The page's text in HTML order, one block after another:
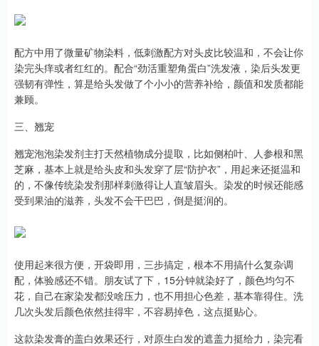
配方中用了微量矿物染料，低刺激配方对头皮比较温和，不会让你
染完头痒或者红红的。配合“劲活重塑角蛋白”洗发液，染后头发更
强韧有弹性，算是给头发做了个小小的营养补给，颜值和发质都能
兼顾。
三、翘宠
翘宠泡泡染发剂主打天然植物成分提取，比如侧柏叶、人参根和黑
芝麻，基本上就是给头皮和头发穿了层“防护衣”，用起来还挺温和
的，不像传统染发剂那样刺激得让人直皱眉头。染发的时候还能感
受到果油的滋养，头发不会干巴巴，倒是挺润的。
使用起来很方便，开袋即用，三步搞定，根本不用搞什么复杂调
配，体验感还不错。朋友试了下，15分钟就染好了，颜色均匀不
花，自己在家染发都没啥压力，也不用担心色差，基本靠得住。洗
几次头发后颜色依然挂得牢，不容易掉色，这点挺贴心。
这款染发膏的盖白效果还行，对原生白发的遮盖力挺给力，染完看